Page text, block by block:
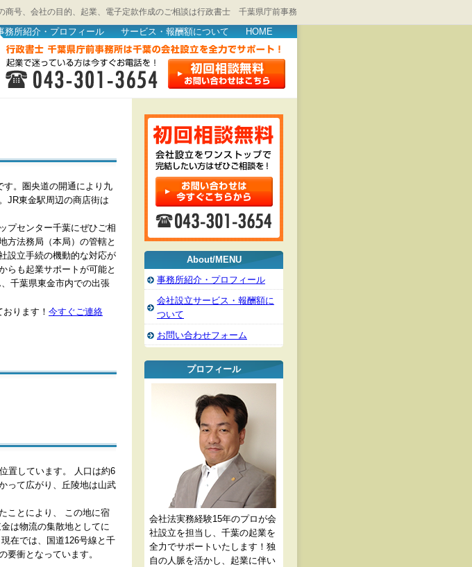
号、会社の目的、起業、電子定款作成のご相談は行政書士 千葉県庁前事務
務所紹介・プロフィール サービス・報酬額について HOME
す。圏央道の開通により九
JR東金駅周辺の商店街は
プセンター千葉にぜひご相
方法務局（本局）の管轄と
設立手続の機動的な対応が
らも起業サポートが可能と
千葉県東金市内での出張
ります！ 今すぐご連絡
置しています。 人口は約6
って広がり、丘陵地は山武
ことにより、 この地に宿
は物流の集散地としてに
在では、国道126号線と千
要衝となっています。
About/MENU
事務所紹介・プロフィール
会社設立サービス・報酬額に
ついて
お問い合わせフォーム
プロフィール
会社法実務経験15年のプロが会
社設立を担当し、千葉の起業を
全力でサポートいたします！独
自の人脈を活かし、起業に伴い